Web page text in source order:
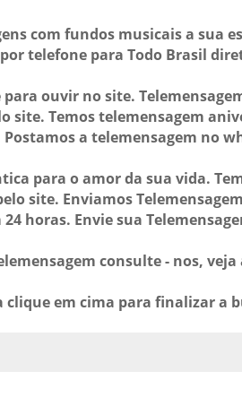
com fundos musicais a sua
telefone para Todo Brasil
ouvir no site.
site. Temos telemensagem
a telemensagem no
para o amor da sua vida.
site. Enviamos
horas. Envie sua
consulte - nos, veja
clique em cima para finalizar a